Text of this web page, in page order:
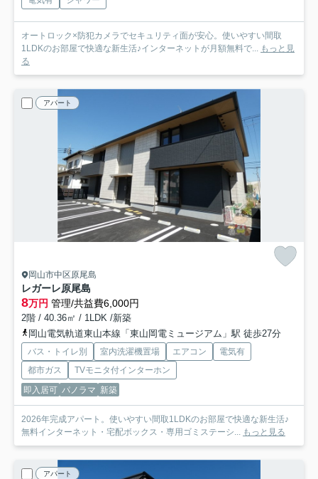
オートロック×防犯カメラでセキュリティ面が安心。使いやすい間取
1LDKのお部屋で快適な新生活♪インターネットが月額無料で... もっと見
る
アパート
岡山市中区原尾島
レガーレ原尾島
8万円 管理/共益費6,000円
2階 / 40.36㎡ / 1LDK /新築
岡山電気軌道東山本線「東山岡電ミュージアム」駅 徒歩27分
バス・トイレ別 室内洗濯機置場 エアコン
電気有
都市ガス
TVモニタ付インターホン
即入居可 パノラマ 新築
2026年完成アパート。使いやすい間取1LDKのお部屋で快適な新生活♪
無料インターネット・宅配ボックス・専用ゴミステーシ... もっと見る
アパート